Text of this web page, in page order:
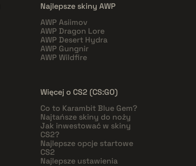
Najlepsze skiny AWP
AWP Asiimov
AWP Dragon Lore
AWP Desert Hydra
AWP Gungnir
AWP Wildfire
Więcej o CS2 (CS:GO)
Co to Karambit Blue Gem?
Najtańsze skiny do noży
Jak inwestować w skiny
CS2?
Najlepsze opcje startowe
CS2
Najlepsze ustawienia